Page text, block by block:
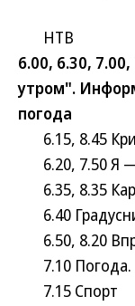
НТВ
6.00, 6.30,
утром".
погода
6.15, 8.45
6.20, 7.50 Я
6.35, 8.35
6.40
6.50, 8.20
7.10 Погода.
7.15 Спорт